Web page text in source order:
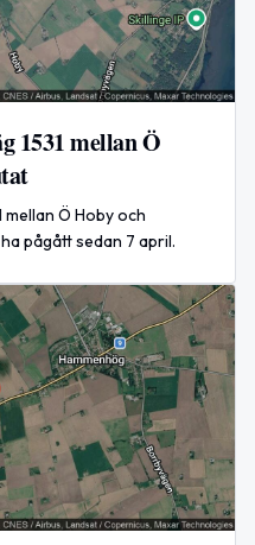
1531 mellan Ö
Ö Hoby och
pågått sedan 7 april.